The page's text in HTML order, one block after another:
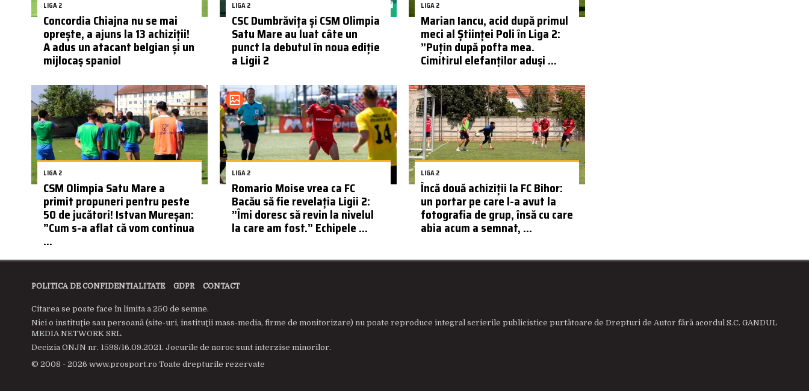
LIGA 2
Concordia Chiajna nu se mai
oprește, a ajuns la 13 achiziții!
A adus un atacant belgian și un
mijlocaș spaniol
LIGA 2
CSC Dumbrăvița și CSM Olimpia
Satu Mare au luat câte un
punct la debutul în noua ediție
a Ligii 2
LIGA 2
Marian Iancu, acid după primul
meci al Științei Poli în Liga 2:
”Puțin după pofta mea.
Cimitirul elefanților aduși ...
LIGA 2
CSM Olimpia Satu Mare a
primit propuneri pentru peste
50 de jucători! Istvan Mureșan:
”Cum s-a aflat că vom continua
...
LIGA 2
Romario Moise vrea ca FC
Bacău să fie revelația Ligii 2:
”Îmi doresc să revin la nivelul
la care am fost.” Echipele ...
LIGA 2
Încă două achiziții la FC Bihor:
un portar pe care l-a avut la
fotografia de grup, însă cu care
abia acum a semnat, ...
POLITICA DE CONFIDENTIALITATE GDPR CONTACT
Citarea se poate face în limita a 250 de semne.
Nici o instituţie sau persoană (site-uri, instituţii mass-media, firme de monitorizare) nu poate reproduce integral scrierile publicistice purtătoare de Drepturi de Autor fără acordul S.C. GANDUL
MEDIA NETWORK SRL.
Decizia ONJN nr. 1598/16.09.2021. Jocurile de noroc sunt interzise minorilor.
© 2008 - 2026 www.prosport.ro Toate drepturile rezervate